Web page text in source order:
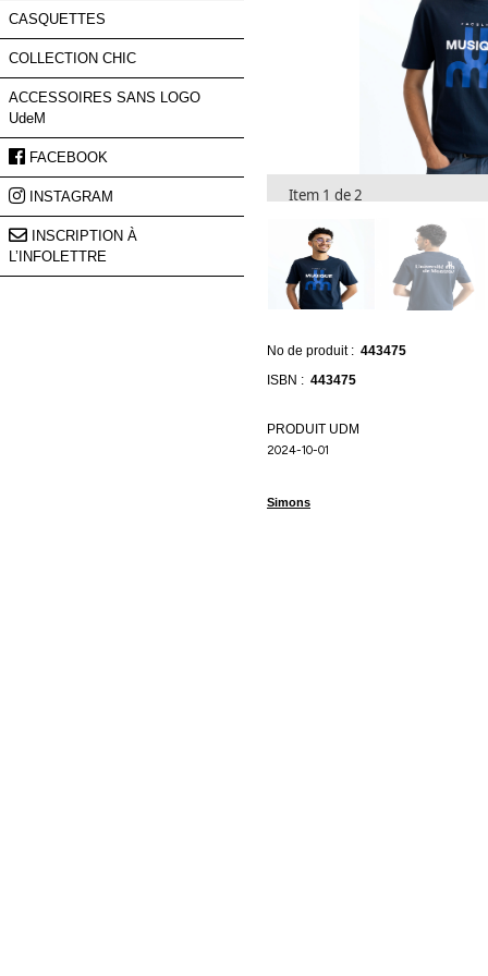
Item 1 de 2
No de produit : 443475
ISBN : 443475
PRODUIT UDM
2024-10-01
Simons
nouveautés
et
de
nos
promotions.
Prénom
Courriel
*